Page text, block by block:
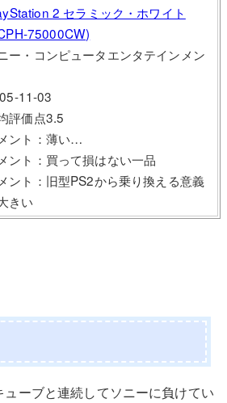
2 セラミック・ホワイト
75000CW)
ー・コンピュータエンタテインメン
11-03
評価点3.5
ント：薄い…
ント：買って損はない一品
ント：旧型PS2から乗り換える意義
きい
ーブと連続してソニーに負けてい